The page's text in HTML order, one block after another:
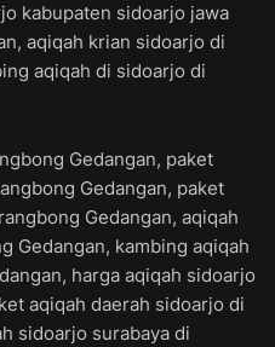
kabupaten sidoarjo jawa
aqiqah krian sidoarjo di
aqiqah di sidoarjo di
Gedangan, paket
Gedangan, paket
Gedangan, aqiqah
Gedangan, kambing aqiqah
harga aqiqah sidoarjo
aqiqah daerah sidoarjo di
sidoarjo surabaya di